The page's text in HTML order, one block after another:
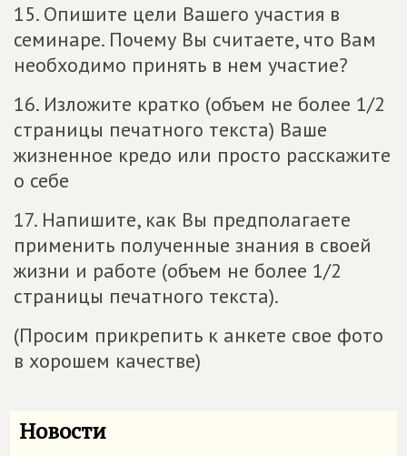
15. Опишите цели Вашего участия в
семинаре. Почему Вы считаете, что Вам
необходимо принять в нем участие?
16. Изложите кратко (объем не более 1/2
страницы печатного текста) Ваше
жизненное кредо или просто расскажите
о себе
17. Напишите, как Вы предполагаете
применить полученные знания в своей
жизни и работе (объем не более 1/2
страницы печатного текста).
(Просим прикрепить к анкете свое фото
в хорошем качестве)
Новости